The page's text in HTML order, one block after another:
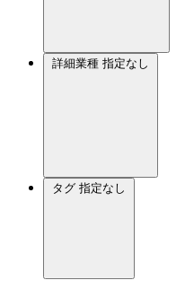
詳細業種 指定なし
タグ 指定なし